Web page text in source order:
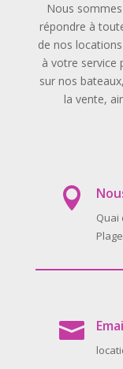
Nous
répondre à
de nos
à votre service
sur nos
la vente,

Quai
Plage
